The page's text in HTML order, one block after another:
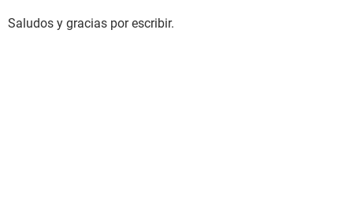
Saludos y gracias por escribir.